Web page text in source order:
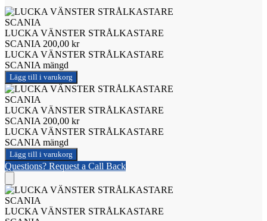
LUCKA VÄNSTER STRÅLKASTARE
SCANIA 200,00 kr
LUCKA VÄNSTER STRÅLKASTARE
SCANIA mängd
Lägg till i varukorg
LUCKA VÄNSTER STRÅLKASTARE
SCANIA 200,00 kr
LUCKA VÄNSTER STRÅLKASTARE
SCANIA mängd
Lägg till i varukorg
Questions? Request a Call Back
LUCKA VÄNSTER STRÅLKASTARE